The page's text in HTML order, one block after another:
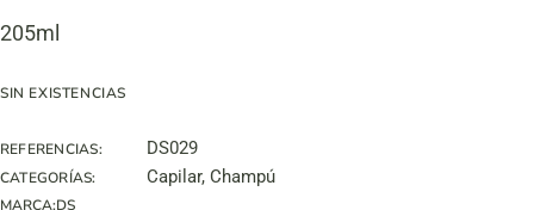
205ml
SIN EXISTENCIAS
REFERENCIAS: DS029
CATEGORÍAS: Capilar, Champú
MARCA:DS